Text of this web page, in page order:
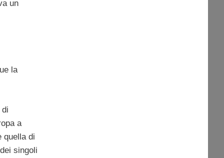
un
la
a
quella di
singoli